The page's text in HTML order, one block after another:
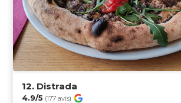
12. Distrada
4.9/5 (177 avis)